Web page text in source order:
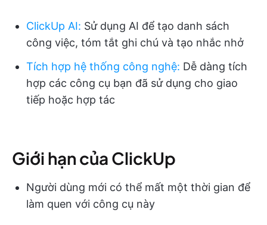
ClickUp AI: Sử dụng AI để tạo danh sách
công việc, tóm tắt ghi chú và tạo nhắc nhở
Tích hợp hệ thống công nghệ: Dễ dàng tích
hợp các công cụ bạn đã sử dụng cho giao
tiếp hoặc hợp tác
Giới hạn của ClickUp
Người dùng mới có thể mất một thời gian để
làm quen với công cụ này